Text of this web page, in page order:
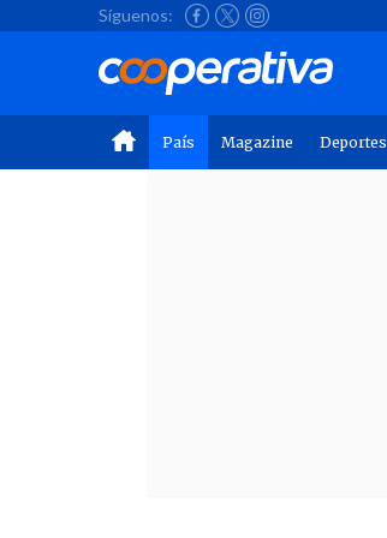
Síguenos:
País Magazine Deportes